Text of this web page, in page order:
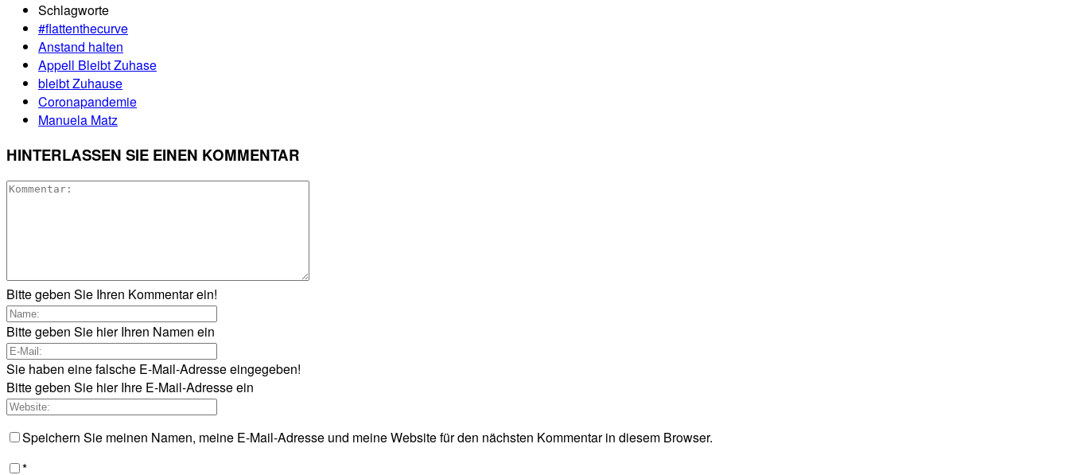
Schlagworte
#flattenthecurve
Anstand halten
Appell Bleibt Zuhase
bleibt Zuhause
Coronapandemie
Manuela Matz
HINTERLASSEN SIE EINEN KOMMENTAR
Bitte geben Sie Ihren Kommentar ein!
Bitte geben Sie hier Ihren Namen ein
Sie haben eine falsche E-Mail-Adresse eingegeben!
Bitte geben Sie hier Ihre E-Mail-Adresse ein
Speichern Sie meinen Namen, meine E-Mail-Adresse und meine Website für den nächsten Kommentar in diesem Browser.
*